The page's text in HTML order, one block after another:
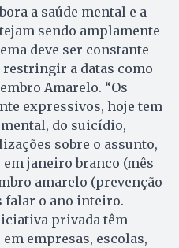
a saúde mental e a
sendo amplamente
deve ser constante
restringir a datas como
Amarelo. “Os
expressivos, hoje tem
do suicídio,
sobre o assunto,
janeiro branco (mês
amarelo (prevenção
falar o ano inteiro.
privada têm
empresas, escolas,